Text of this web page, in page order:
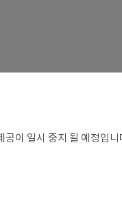
공이 일시 중지 될 예정입니